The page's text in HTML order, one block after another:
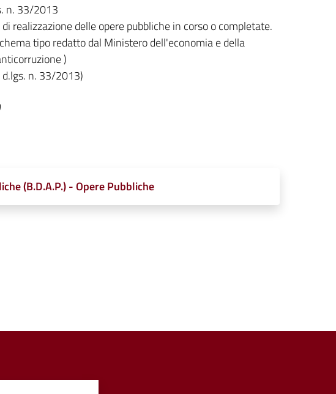
n. 33/2013
realizzazione delle opere pubbliche in corso o completate.
tipo redatto dal Ministero dell'economia e della
)
n. 33/2013)
(B.D.A.P.) - Opere Pubbliche